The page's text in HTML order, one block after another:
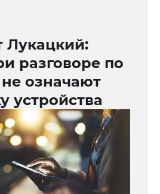
Лукацкий:
разговоре по
означают
устройства